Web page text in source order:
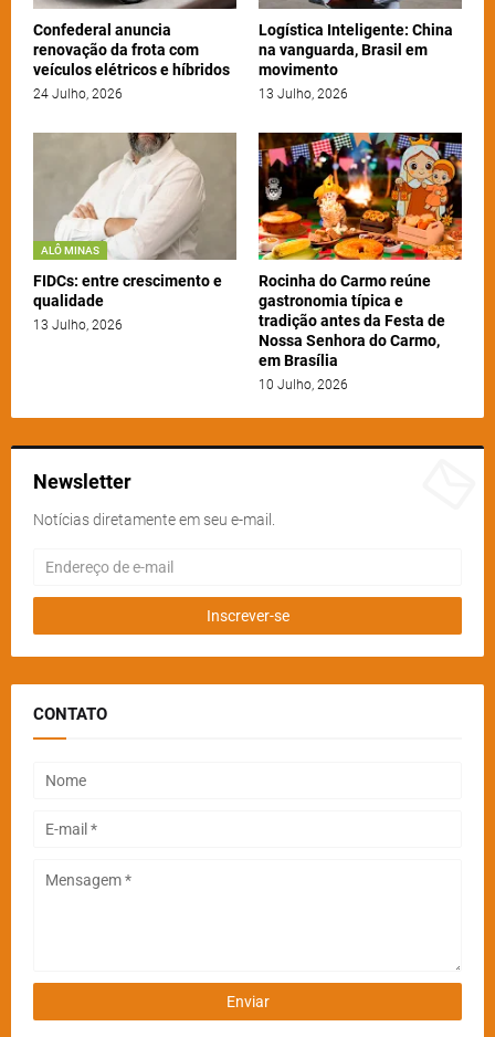
Confederal anuncia
renovação da frota com
veículos elétricos e híbridos
24 Julho, 2026
Logística Inteligente: China
na vanguarda, Brasil em
movimento
13 Julho, 2026
ALÔ MINAS
FIDCs: entre crescimento e
qualidade
13 Julho, 2026
Rocinha do Carmo reúne
gastronomia típica e
tradição antes da Festa de
Nossa Senhora do Carmo,
em Brasília
10 Julho, 2026
Newsletter
Notícias diretamente em seu e-mail.
CONTATO